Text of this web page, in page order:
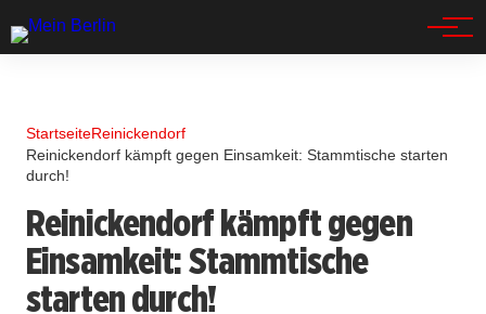
StartseiteReinickendorf
Reinickendorf kämpft gegen Einsamkeit: Stammtische starten
durch!
Reinickendorf kämpft gegen
Einsamkeit: Stammtische
starten durch!